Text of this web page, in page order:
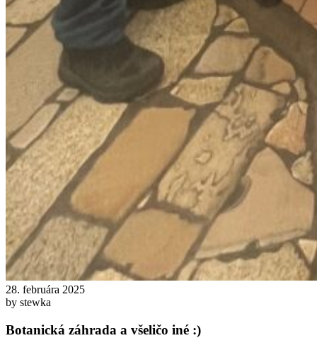
28. februára 2025
by stewka
Botanická záhrada a všeličo iné :)